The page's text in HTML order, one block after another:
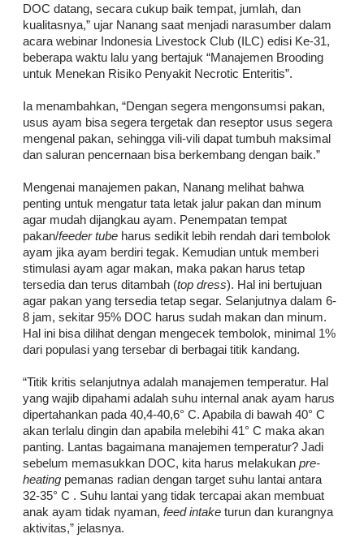
DOC datang, secara cukup baik tempat, jumlah, dan
kualitasnya,” ujar Nanang saat menjadi narasumber dalam
acara webinar Indonesia Livestock Club (ILC) edisi Ke-31,
beberapa waktu lalu yang bertajuk “Manajemen Brooding
untuk Menekan Risiko Penyakit Necrotic Enteritis”.
Ia menambahkan, “Dengan segera mengonsumsi pakan,
usus ayam bisa segera tergetak dan reseptor usus segera
mengenal pakan, sehingga vili-vili dapat tumbuh maksimal
dan saluran pencernaan bisa berkembang dengan baik.”
Mengenai manajemen pakan, Nanang melihat bahwa
penting untuk mengatur tata letak jalur pakan dan minum
agar mudah dijangkau ayam. Penempatan tempat
pakan/feeder tubeharus sedikit lebih rendah dari tembolok
ayam jika ayam berdiri tegak. Kemudian untuk memberi
stimulasi ayam agar makan, maka pakan harus tetap
tersedia dan terus ditambah (top dress). Hal ini bertujuan
agar pakan yang tersedia tetap segar. Selanjutnya dalam 6-
8 jam, sekitar 95% DOC harus sudah makan dan minum.
Hal ini bisa dilihat dengan mengecek tembolok, minimal 1%
dari populasi yang tersebar di berbagai titik kandang.
“Titik kritis selanjutnya adalah manajemen temperatur. Hal
yang wajib dipahami adalah suhu internal anak ayam harus
dipertahankan pada 40,4-40,6° C. Apabila di bawah 40° C
akan terlalu dingin dan apabila melebihi 41° C maka akan
panting. Lantas bagaimana manajemen temperatur? Jadi
sebelum memasukkan DOC, kita harus melakukan pre-
heatingpemanas radian dengan target suhu lantai antara
32-35° C . Suhu lantai yang tidak tercapai akan membuat
anak ayam tidak nyaman, feed intaketurun dan kurangnya
aktivitas,” jelasnya.